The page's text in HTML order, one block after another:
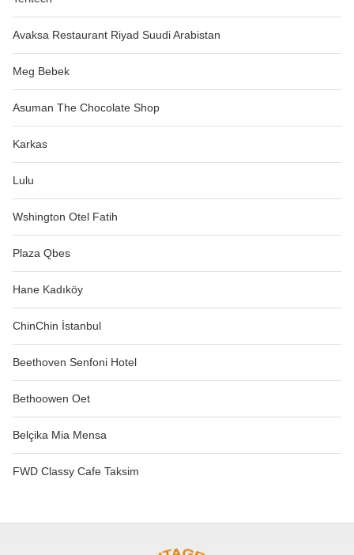
Avaksa Restaurant Riyad Suudi Arabistan
Meg Bebek
Asuman The Chocolate Shop
Karkas
Lulu
Wshington Otel Fatih
Plaza Qbes
Hane Kadıköy
ChinChin İstanbul
Beethoven Senfoni Hotel
Bethoowen Oet
Belçika Mia Mensa
FWD Classy Cafe Taksim